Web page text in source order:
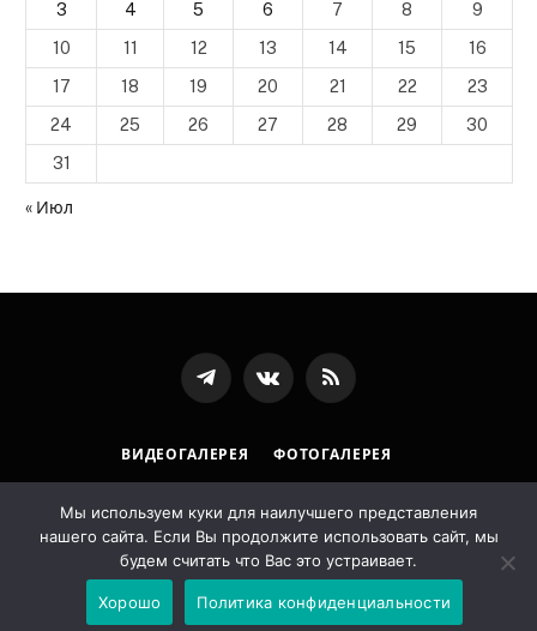
3
4 5 6 7 8
9
10
11 12 13 14 15
16
17
18 19 20 21 22
23
24
25 26 27 28 29
30
31
« Июл
ТелеграммВКонтактеRSS-
ВИДЕОГАЛЕРЕЯ ФОТОГАЛЕРЕЯ
© 2026 Государственная архивная служба Республики
Ингушетия. Designed byLostArt .
Мы используем куки для наилучшего представления
нашего сайта. Если Вы продолжите использовать сайт, мы
будем считать что Вас это устраивает.
Хорошо Политика конфиденциальности